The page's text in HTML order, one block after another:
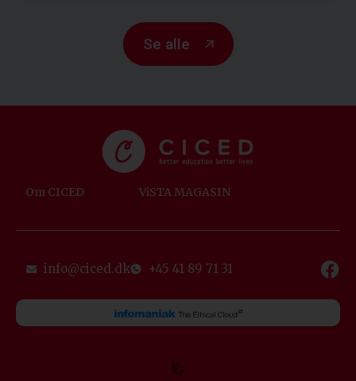
Se alle
Om CICED ViSTA MAGASIN
info@ciced.dk +45 41 89 71 31